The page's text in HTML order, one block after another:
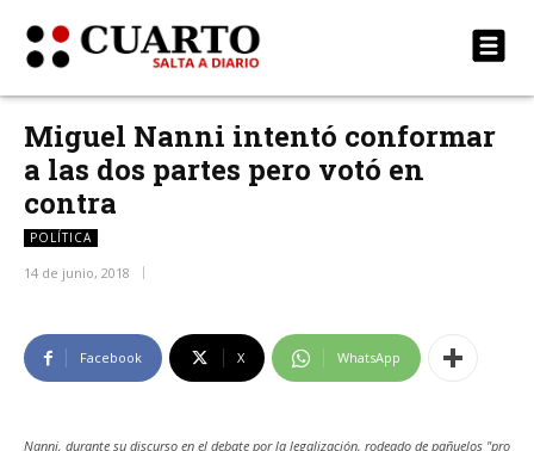
Miguel Nanni intentó conformar
a las dos partes pero votó en
contra
POLÍTICA
14 de junio, 2018
Facebook X WhatsApp
Nanni, durante su discurso en el debate por la legalización, rodeado de pañuelos "pro